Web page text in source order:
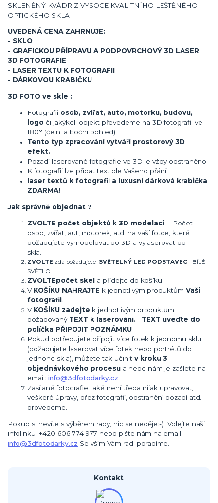
SKLENĚNÝ KVÁDR Z VYSOCE KVALITNÍHO LEŠTĚNÉHO
OPTICKÉHO SKLA
UVEDENÁ CENA ZAHRNUJE:
- SKLO
- GRAFICKOU PŘÍPRAVU A PODPOVRCHOVÝ 3D LASER
3D FOTOGRAFIE
- LASER TEXTU K FOTOGRAFII
- DÁRKOVOU KRABIČKU
3D FOTO ve skle :
Fotografii osob, zvířat, auto, motorku, budovu,
logo či jakýkoli objekt převedeme na 3D fotografii ve
180° (čelní a boční pohled)
Tento typ zpracování vytváří prostorový 3D
efekt.
Pozadí laserované fotografie ve 3D je vždy odstraněno.
K fotografii lze přidat text dle Vašeho přání.
laser textů k fotografii a luxusní dárková krabička
ZDARMA!
Jak správně objednat ?
ZVOLTE počet objektů k 3D modelaci - Počet
osob, zvířat, aut, motorek, atd. na vaší fotce, které
požadujete vymodelovat do 3D a vylaserovat do 1
skla.
ZVOLTE zda požadujete SVĚTELNÝ LED PODSTAVEC - BÍLÉ
SVĚTLO.
ZVOLTEpočet skel
a přidejte do košíku.
V KOŠÍKU NAHRAJTE k jednotlivým produktům Vaši
fotografii.
V KOŠÍKU zadejte k jednotlivým produktům
požadovaný TEXT k laserování. TEXT uveďte do
políčka PŘIPOJIT POZNÁMKU
Pokud potřebujete připojit více fotek k jednomu sklu
(požadujete laserovat více fotek nebo portrétů do
jednoho skla), můžete tak učinit v kroku 3
objednávkového procesu a nebo nám je zašlete na
email: info@3dfotodarky.cz
Zasílané fotografie také není třeba nijak upravovat,
veškeré úpravy, ořez fotografií, odstranění pozadí atd.
provedeme.
Pokud si nevíte s výběrem rady, nic se neděje:-) Volejte naši
infolinku: +420 606 774 977 nebo pište nám na email:
info@3dfotodarky.cz Se vším Vám rádi poradíme.
Kontakt